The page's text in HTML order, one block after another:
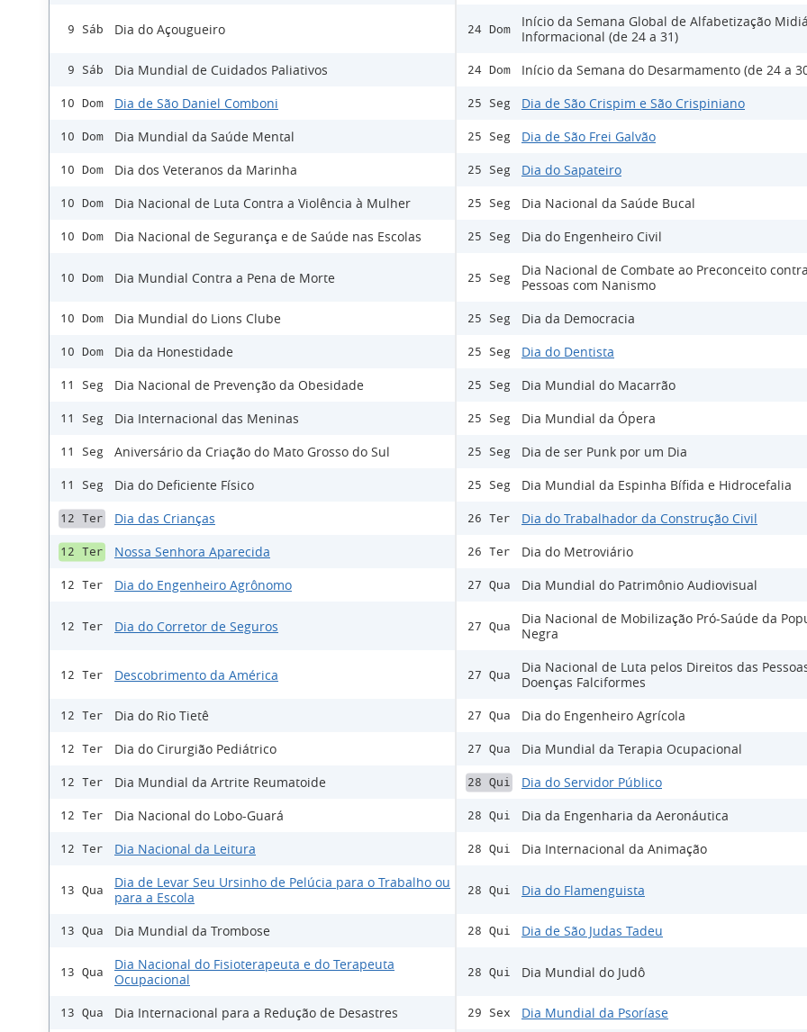
9 Sáb Dia do Açougueiro
9 Sáb Dia Mundial de Cuidados Paliativos
10 Dom Dia de São Daniel Comboni
10 Dom Dia Mundial da Saúde Mental
10 Dom Dia dos Veteranos da Marinha
10 Dom Dia Nacional de Luta Contra a Violência à Mulher
10 Dom Dia Nacional de Segurança e de Saúde nas Escolas
10 Dom Dia Mundial Contra a Pena de Morte
10 Dom Dia Mundial do Lions Clube
10 Dom Dia da Honestidade
11 Seg Dia Nacional de Prevenção da Obesidade
11 Seg Dia Internacional das Meninas
11 Seg Aniversário da Criação do Mato Grosso do Sul
11 Seg Dia do Deficiente Físico
12 Ter Dia das Crianças
12 Ter Nossa Senhora Aparecida
12 Ter Dia do Engenheiro Agrônomo
12 Ter Dia do Corretor de Seguros
12 Ter Descobrimento da América
12 Ter Dia do Rio Tietê
12 Ter Dia do Cirurgião Pediátrico
12 Ter Dia Mundial da Artrite Reumatoide
12 Ter Dia Nacional do Lobo-Guará
12 Ter Dia Nacional da Leitura
13 Qua
Dia de Levar Seu Ursinho de Pelúcia para o Trabalho ou
para a Escola
13 Qua Dia Mundial da Trombose
13 Qua
Dia Nacional do Fisioterapeuta e do Terapeuta
Ocupacional
13 Qua Dia Internacional para a Redução de Desastres
24 Dom
Início da Semana Global de Alfabetização
Informacional (de 24 a 31)
24 Dom Início da Semana do Desarmamento (de 24 a
25 Seg Dia de São Crispim e São Crispiniano
25 Seg Dia de São Frei Galvão
25 Seg Dia do Sapateiro
25 Seg Dia Nacional da Saúde Bucal
25 Seg Dia do Engenheiro Civil
25 Seg
Dia Nacional de Combate ao Preconceito
Pessoas com Nanismo
25 Seg Dia da Democracia
25 Seg Dia do Dentista
25 Seg Dia Mundial do Macarrão
25 Seg Dia Mundial da Ópera
25 Seg Dia de ser Punk por um Dia
25 Seg Dia Mundial da Espinha Bífida e Hidrocefalia
26 Ter Dia do Trabalhador da Construção Civil
26 Ter Dia do Metroviário
27 Qua Dia Mundial do Patrimônio Audiovisual
27 Qua
Dia Nacional de Mobilização Pró-Saúde da
Negra
27 Qua
Dia Nacional de Luta pelos Direitos das
Doenças Falciformes
27 Qua Dia do Engenheiro Agrícola
27 Qua Dia Mundial da Terapia Ocupacional
28 Qui Dia do Servidor Público
28 Qui Dia da Engenharia da Aeronáutica
28 Qui Dia Internacional da Animação
28 Qui Dia do Flamenguista
28 Qui Dia de São Judas Tadeu
28 Qui Dia Mundial do Judô
29 Sex Dia Mundial da Psoríase